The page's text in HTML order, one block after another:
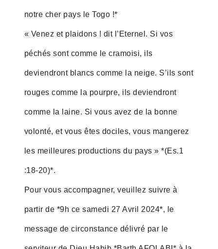
notre cher pays le Togo !*
« Venez et plaidons ! dit l’Eternel. Si vos
péchés sont comme le cramoisi, ils
deviendront blancs comme la neige. S’ils sont
rouges comme la pourpre, ils deviendront
comme la laine. Si vous avez de la bonne
volonté, et vous êtes dociles, vous mangerez
les meilleures productions du pays » *(Es.1
:18-20)*.
Pour vous accompagner, veuillez suivre à
partir de *9h ce samedi 27 Avril 2024*, le
message de circonstance délivré par le